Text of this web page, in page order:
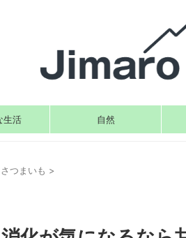
生活 自然
さつまいも >